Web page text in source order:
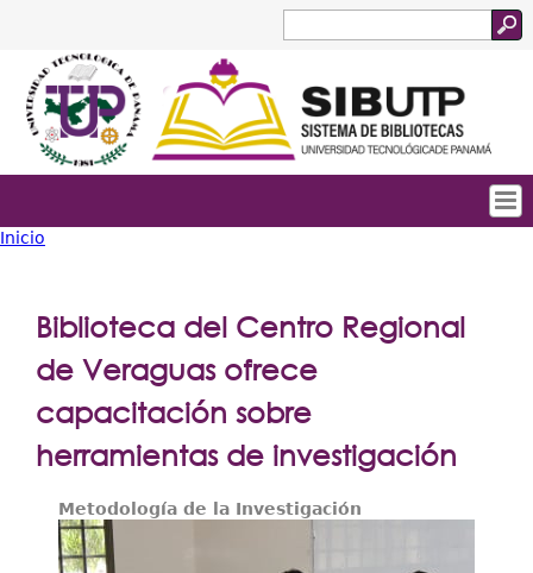
Jump to navigation
de
búsqueda
Tropical
Principal
Biblioteca Digital
está
Inicio
Biblioteca del Centro Regional
de Veraguas ofrece
capacitación sobre
herramientas de investigación
Metodología de la Investigación